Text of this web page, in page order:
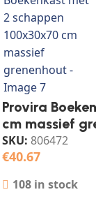
Provira
cm massief
SKU: 806472
€40.67
108 in stock